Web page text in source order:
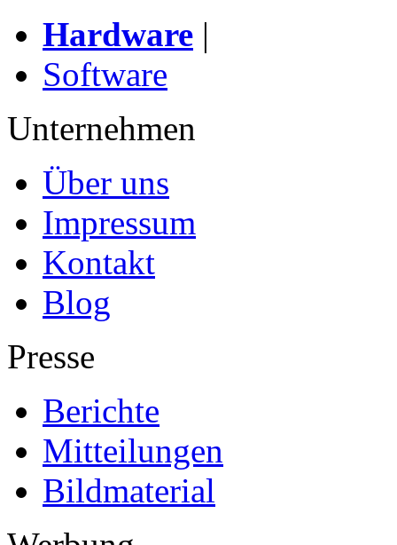
Hardware |
Software
Unternehmen
Über uns
Impressum
Kontakt
Blog
Presse
Berichte
Mitteilungen
Bildmaterial